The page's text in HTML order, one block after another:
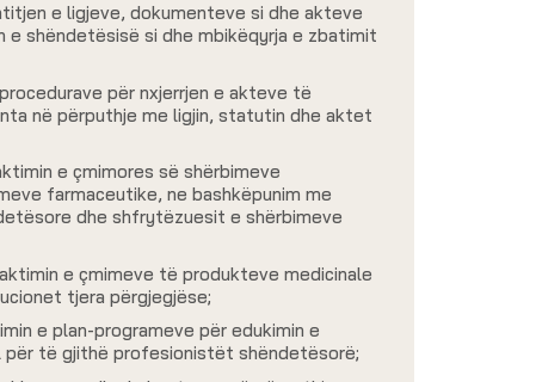
e ligjeve, dokumenteve si dhe akteve
e shëndetësisë si dhe mbikëqyrja e zbatimit
për nxjerrjen e akteve të
në përputhje me ligjin, statutin dhe aktet
e çmimores së shërbimeve
farmaceutike, ne bashkëpunim me
dhe shfrytëzuesit e shërbimeve
e çmimeve të produkteve medicinale
tjera përgjegjëse;
e plan-programeve për edukimin e
për të gjithë profesionistët shëndetësorë;